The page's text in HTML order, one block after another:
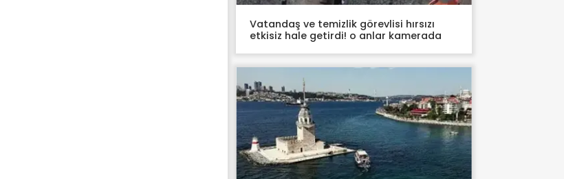
Vatandaş ve temizlik görevlisi hırsızı
etkisiz hale getirdi! o anlar kamerada